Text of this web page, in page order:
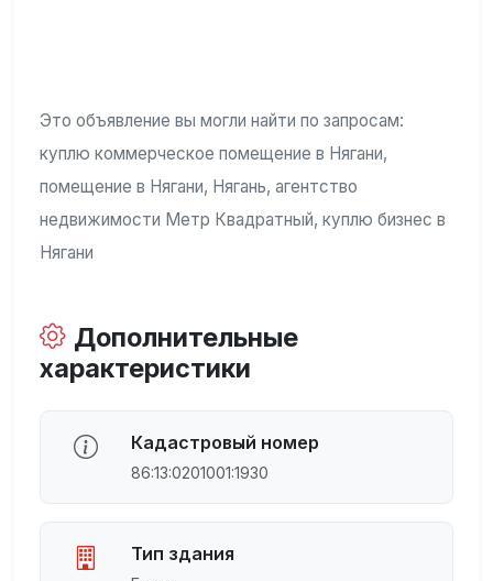
Это объявление вы могли найти по запросам:
куплю коммерческое помещение в Нягани,
помещение в Нягани, Нягань, агентство
недвижимости Метр Квадратный, куплю бизнес в
Нягани
Дополнительные
характеристики
Кадастровый номер
86:13:0201001:1930
Тип здания